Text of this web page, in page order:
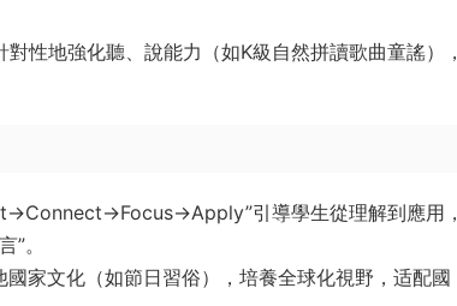
性地強化聽、說能力（如K級自然拼讀歌曲童謠），
引導學生從理解到應用，
。
國家文化（如節日習俗），培養全球化視野，适配國